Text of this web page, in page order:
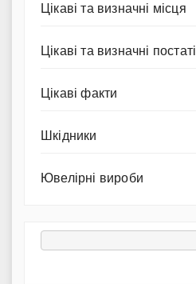
Цікаві та визначні місця
Цікаві та визначні постаті
Цікаві факти
Шкідники
Ювелірні вироби